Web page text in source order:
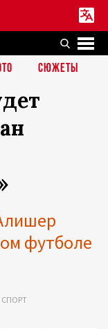
СЮЖЕТЫ
футболе
СПОРТ